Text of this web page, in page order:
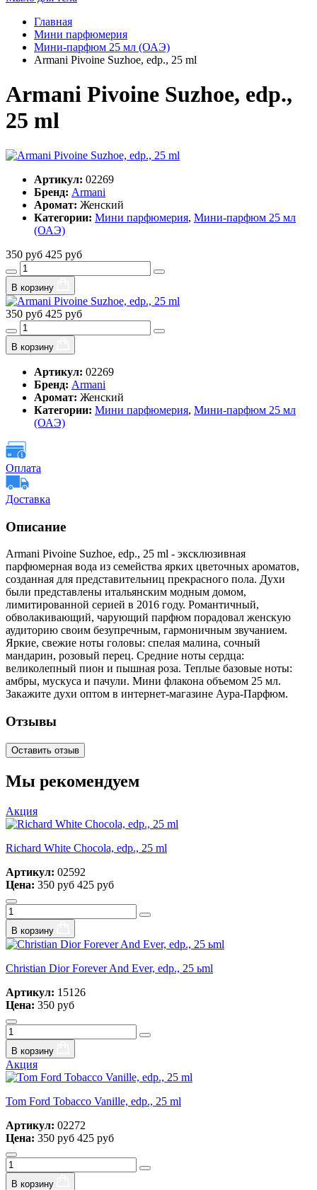
Главная
Мини парфюмерия
Мини-парфюм 25 мл (ОАЭ)
Armani Pivoine Suzhoe, edp., 25 ml
Armani Pivoine Suzhoe, edp.,
25 ml
Артикул: 02269
Бренд: Armani
Аромат: Женский
Категории: Мини парфюмерия, Мини-парфюм 25 мл
(ОАЭ)
350 руб 425 руб
В корзину
350 руб 425 руб
В корзину
Артикул: 02269
Бренд: Armani
Аромат: Женский
Категории: Мини парфюмерия, Мини-парфюм 25 мл
(ОАЭ)
Оплата
Доставка
Описание
Armani Pivoine Suzhoe, edp., 25 ml - эксклюзивная
парфюмерная вода из семейства ярких цветочных ароматов,
созданная для представительниц прекрасного пола. Духи
были представлены итальянским модным домом,
лимитированной серией в 2016 году. Романтичный,
обволакивающий, чарующий парфюм порадовал женскую
аудиторию своим безупречным, гармоничным звучанием.
Яркие, свежие ноты головы: спелая малина, сочный
мандарин, розовый перец. Средние ноты сердца:
великолепный пион и пышная роза. Теплые базовые ноты:
амбры, мускуса и пачули. Мини флакона объемом 25 мл.
Закажите духи оптом в интернет-магазине Аура-Парфюм.
Отзывы
Оставить отзыв
Мы рекомендуем
Акция
Richard White Chocola, edp., 25 ml
Артикул: 02592
Цена: 350 руб 425 руб
В корзину
Christian Dior Forever And Ever, edp., 25 ьml
Артикул: 15126
Цена: 350 руб
В корзину
Акция
Tom Ford Tobacco Vanille, edp., 25 ml
Артикул: 02272
Цена: 350 руб 425 руб
В корзину